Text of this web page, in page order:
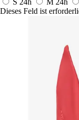
S 24h M 24h
Dieses Feld ist